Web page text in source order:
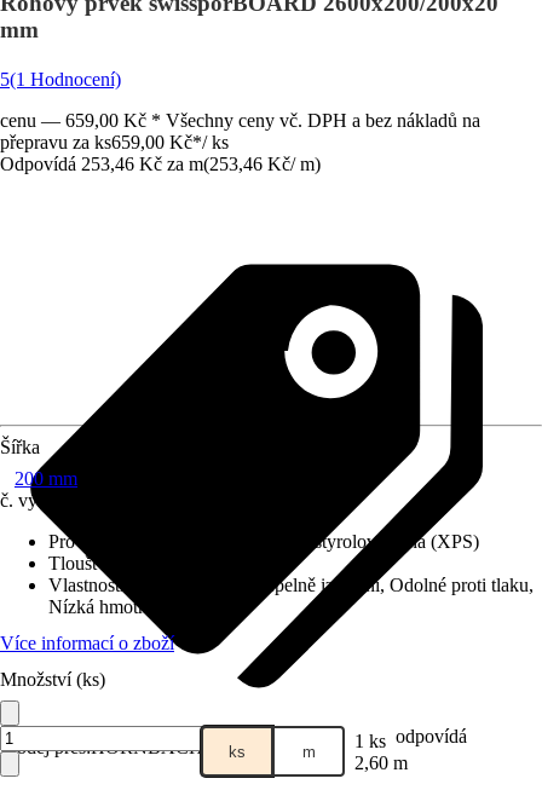
mm
5(1 Hodnocení)
cenu — 659,00 Kč * Všechny ceny vč. DPH a bez nákladů na
přepravu za ks659,00 Kč*/ ks
Odpovídá 253,46 Kč za m(253,46 Kč/ m)
Prodej přes:HORNBACH
Šířka
200 mm
č. výrobku
Provedení jádra
Extrudovaná polystyrolová pěna (XPS)
Tloušťka
Vlastnosti
Voděodpudivé, Tepelně izolační, Odolné proti tlaku,
Nízká hmotnost
Více informací o zboží
Množství (ks)
ks m 1 ks odpovídá
2,60 m